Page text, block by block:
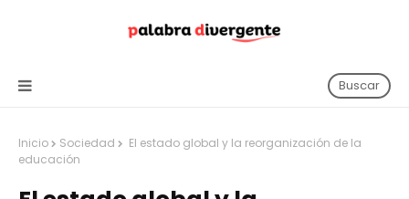
Buscar
Inicio Sociedad
El estado global y la reorganización de la
educación